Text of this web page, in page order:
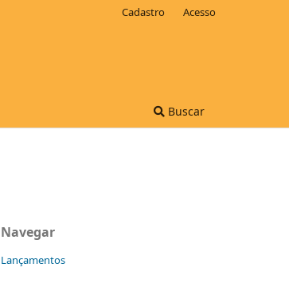
Buscar
Cadastro Acesso
Navegar
Lançamentos